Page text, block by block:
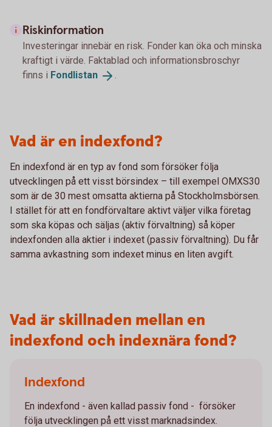
Riskinformation
Investeringar innebär en risk. Fonder kan öka och minska
kraftigt i värde. Faktablad och informationsbroschyr
finns i Fondlistan .
Vad är en indexfond?
En indexfond är en typ av fond som försöker följa
utvecklingen på ett visst börsindex – till exempel OMXS30
som är de 30 mest omsatta aktierna på Stockholmsbörsen.
I stället för att en fondförvaltare aktivt väljer vilka företag
som ska köpas och säljas (aktiv förvaltning) så köper
indexfonden alla aktier i indexet (passiv förvaltning). Du får
samma avkastning som indexet minus en liten avgift.
Vad är skillnaden mellan en
indexfond och indexnära fond?
Indexfond
En indexfond - även kallad passiv fond - försöker
följa utvecklingen på ett visst marknadsindex.